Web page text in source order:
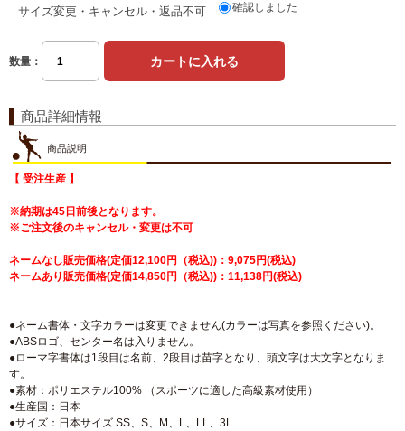
サイズ変更・キャンセル・返品不可 確認しました
数量：
商品詳細情報
商品説明
【 受注生産 】
※納期は45日前後となります。
※ご注文後のキャンセル・変更は不可
ネームなし販売価格(定価12,100円（税込))：9,075円(税込)
ネームあり販売価格(定価14,850円（税込))：11,138円(税込)
●ネーム書体・文字カラーは変更できません(カラーは写真を参照ください)。
●ABSロゴ、センター名は入りません。
●ローマ字書体は1段目は名前、2段目は苗字となり、頭文字は大文字となりま
す。
●素材：ポリエステル100% （スポーツに適した高級素材使用）
●生産国：日本
●サイズ：日本サイズ SS、S、M、L、LL、3L